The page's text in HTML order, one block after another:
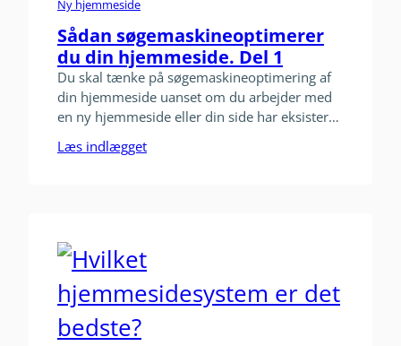
Ny hjemmeside
Sådan søgemaskineoptimerer
du din hjemmeside. Del 1
Du skal tænke på søgemaskineoptimering af
din hjemmeside uanset om du arbejder med
en ny hjemmeside eller din side har eksisteret
søgemaskineoptimering også kaldet for SEO.
Læs indlægget